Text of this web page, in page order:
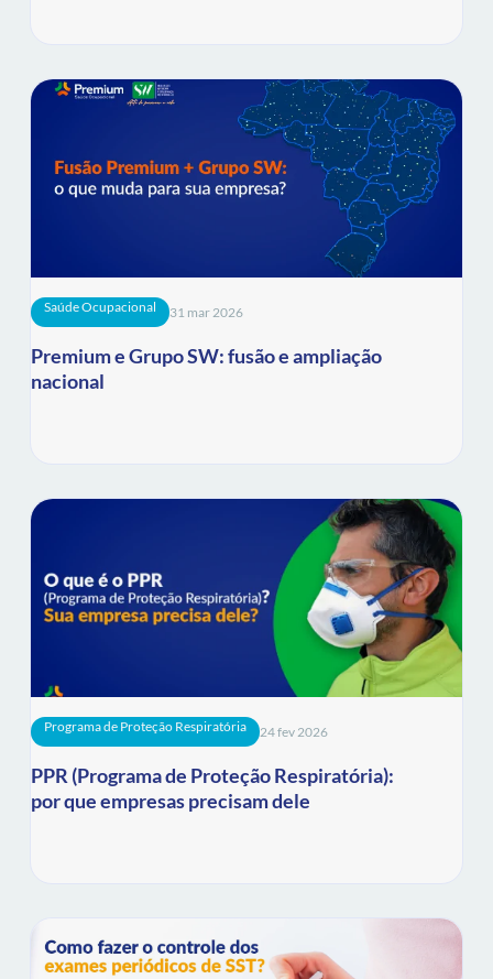
Saúde Ocupacional 31 mar 2026
Premium e Grupo SW: fusão e ampliação
nacional
Programa de Proteção Respiratória 24 fev 2026
PPR (Programa de Proteção Respiratória):
por que empresas precisam dele